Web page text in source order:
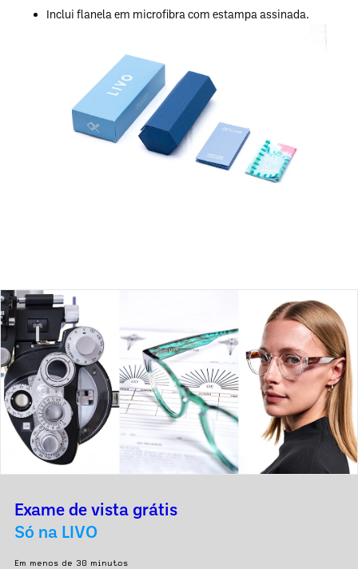
Inclui flanela em microfibra com estampa assinada.
Exame de vista grátis
Só na LIVO
Em menos de 30 minutos